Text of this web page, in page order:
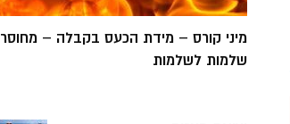
מיני קורס – מידת הכעס בקבלה – מחוסר
שלמות לשלמות